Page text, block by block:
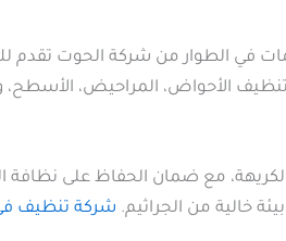
في الطوار من شركة الحوت تقدم
الأحواض، المراحيض، الأسطح،
مع ضمان الحفاظ على نظافة
خالية من الجراثيم. شركة تنظيف